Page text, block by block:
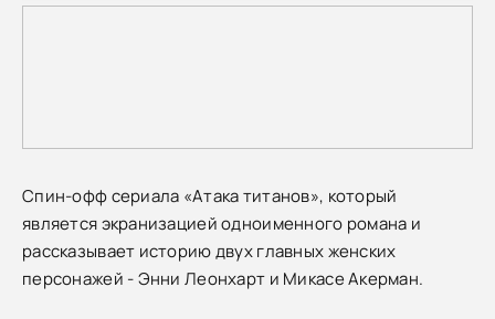
Спин-офф сериала «Атака титанов», который
является экранизацией одноименного романа и
рассказывает историю двух главных женских
персонажей - Энни Леонхарт и Микасе Акерман.